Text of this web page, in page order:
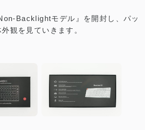
Backlightモデル』を開封し、パッ
観を見ていきます。